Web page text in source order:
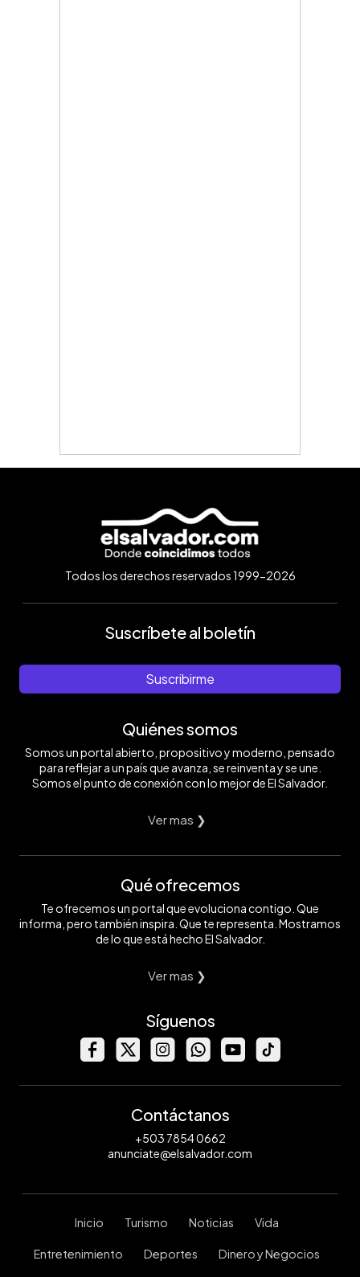
Todos los derechos reservados 1999-2026
Suscríbete al boletín
Suscribirme
Quiénes somos
Somos un portal abierto, propositivo y moderno, pensado
para reflejar a un país que avanza, se reinventa y se une.
Somos el punto de conexión con lo mejor de El Salvador.
Ver mas ❯
Qué ofrecemos
Te ofrecemos un portal que evoluciona contigo. Que
informa, pero también inspira. Que te representa. Mostramos
de lo que está hecho El Salvador.
Ver mas ❯
Síguenos
Contáctanos
+503 7854 0662
anunciate@elsalvador.com
Inicio Turismo Noticias Vida
Entretenimiento Deportes Dinero y Negocios